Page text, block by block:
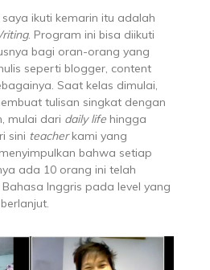
ikuti kemarin itu adalah
. Program ini bisa diikuti
bagi oran-orang yang
seperti blogger, content
Saat kelas dimulai,
tulisan singkat dengan
mulai dari daily lifehingga
sini teacherkami yang
bahwa setiap
ada 10 orang ini telah
Inggris pada level yang